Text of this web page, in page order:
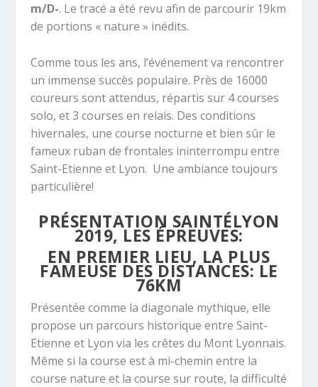
m/D-. Le tracé a été revu afin de parcourir 19km
de portions « nature » inédits.
Comme tous les ans, l’événement va rencontrer
un immense succès populaire. Près de 16000
coureurs sont attendus, répartis sur 4 courses
solo, et 3 courses en relais. Des conditions
hivernales, une course nocturne et bien sûr le
fameux ruban de frontales ininterrompu entre
Saint-Etienne et Lyon. Une ambiance toujours
particulière!
PRÉSENTATION SAINTÉLYON
2019, LES ÉPREUVES:
EN PREMIER LIEU, LA PLUS
FAMEUSE DES DISTANCES:LE
76KM
Présentée comme la diagonale mythique, elle
propose un parcours historique entre Saint-
Etienne et Lyon via les crêtes du Mont Lyonnais.
Même si la course est à mi-chemin entre la
course nature et la course sur route, la difficulté